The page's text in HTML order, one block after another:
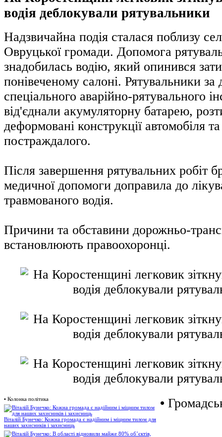
водія деблокували рятувальники
Надзвичайна подія сталася поблизу
Овруцької громади. Допомога
знадобилась водію, який опинився
понівеченому салоні. Рятувальники
спеціального аварійно-рятувального
від'єднали акумуляторну батарею,
деформовані конструкції автомобіля
постраждалого.
Після завершення рятувальних робіт
медичної допомоги доправила до
травмованого водія.
Причини та обставини дорожньо-
встановлюють правоохоронці.
• Колонка політика
Віталій Бунечко: Кожна громада є надійним і міцним тилом для
наших захисників і захисниць
•